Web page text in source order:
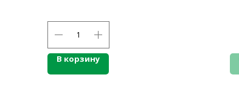
В корзину
СПЕЦПРЕДЛОЖЕНИЯ